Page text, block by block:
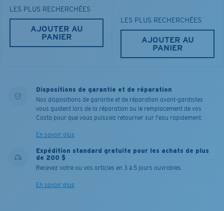
LES PLUS RECHERCHÉES
AJOUTER AU
PANIER
LES PLUS RECHERCHÉES
AJOUTER AU
PANIER
Dispositions de garantie et de réparation
Nos dispositions de garantie et de réparation avant-gardistes
vous guident lors de la réparation ou le remplacement de vos
Costa pour que vous puissiez retourner sur l'eau rapidement.
En savoir plus
Expédition standard gratuite pour les achats de plus
de 200 $
Recevez votre ou vos articles en 3 à 5 jours ouvrables.
En savoir plus